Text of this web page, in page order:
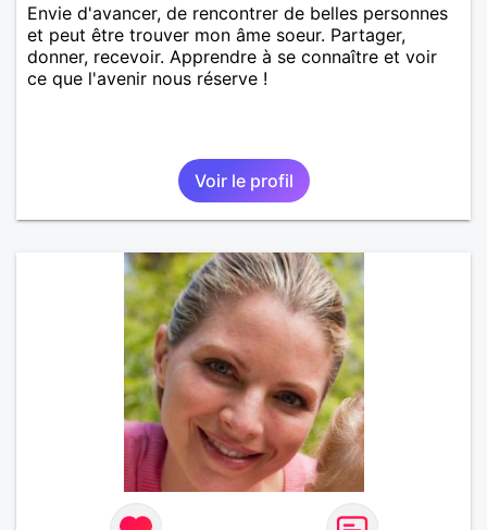
Envie d'avancer, de rencontrer de belles personnes
et peut être trouver mon âme soeur. Partager,
donner, recevoir. Apprendre à se connaître et voir
ce que l'avenir nous réserve !
Voir le profil